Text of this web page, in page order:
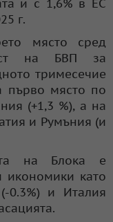
и с 1,6% в ЕС
г.
място сред
на БВП за
тримесечие
първо място по
(+1,3 %), а на
и Румъния (и
на Блока е
като
0.3%) и Италия